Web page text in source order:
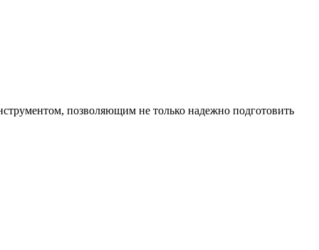
позволяющим не только надежно подготовить